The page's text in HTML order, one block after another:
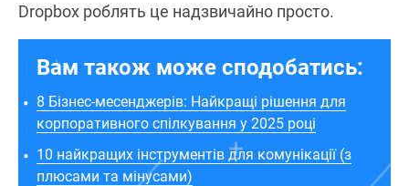
Dropbox роблять це надзвичайно просто.
Вам також може сподобатись:
8 Бізнес-месенджерів: Найкращі рішення для
корпоративного спілкування у 2025 році
10 найкращих інструментів для комунікації (з
плюсами та мінусами)